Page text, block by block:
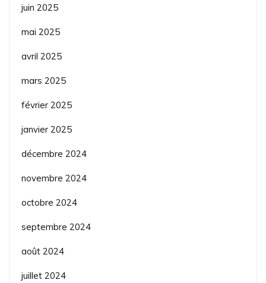
juin 2025
mai 2025
avril 2025
mars 2025
février 2025
janvier 2025
décembre 2024
novembre 2024
octobre 2024
septembre 2024
août 2024
juillet 2024